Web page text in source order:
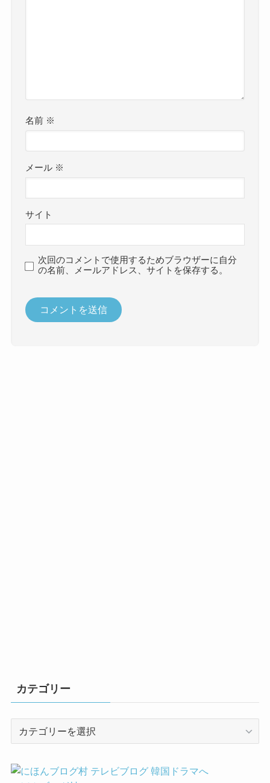
名前 ※
メール ※
サイト
次回のコメントで使用するためブラウザーに自分
の名前、メールアドレス、サイトを保存する。
カテゴリー
リ